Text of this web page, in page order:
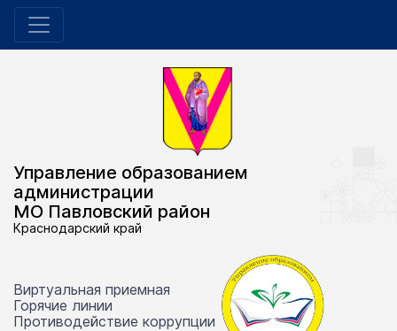
Управление образованием
администрации
МО Павловский район
Краснодарский край
Виртуальная приемная
Горячие линии
Противодействие коррупции